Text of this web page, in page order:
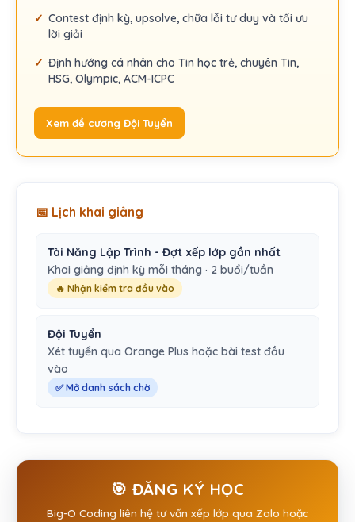
Contest định kỳ, upsolve, chữa lỗi tư duy và tối ưu
lời giải
Định hướng cá nhân cho Tin học trẻ, chuyên Tin,
HSG, Olympic, ACM-ICPC
Xem đề cương Đội Tuyển
📅 Lịch khai giảng
Tài Năng Lập Trình - Đợt xếp lớp gần nhất
Khai giảng định kỳ mỗi tháng · 2 buổi/tuần
🔥 Nhận kiểm tra đầu vào
Đội Tuyển
Xét tuyển qua Orange Plus hoặc bài test đầu
vào
✅ Mở danh sách chờ
🎯 ĐĂNG KÝ HỌC
Big-O Coding liên hệ tư vấn xếp lớp qua Zalo hoặc